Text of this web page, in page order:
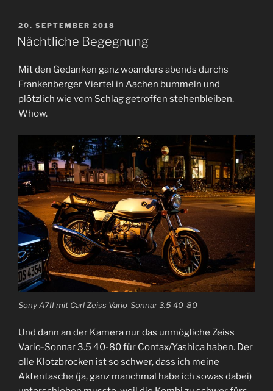
VERÖFFENTLICHT
AM
20. SEPTEMBER 2018
Nächtliche Begegnung
Mit den Gedanken ganz woanders abends durchs
Frankenberger Viertel in Aachen bummeln und
plötzlich wie vom Schlag getroffen stehenbleiben.
Whow.
Sony A7II mit Carl Zeiss Vario-Sonnar 3.5 40-80
Und dann an der Kamera nur das unmögliche Zeiss
Vario-Sonnar 3.5 40-80 für Contax/Yashica haben. Der
olle Klotzbrocken ist so schwer, dass ich meine
Aktentasche (ja, ganz manchmal habe ich sowas dabei)